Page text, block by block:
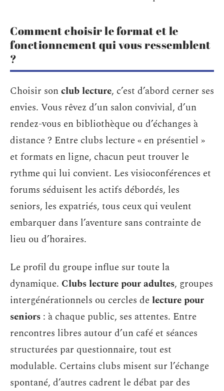
Comment choisir le format et le
fonctionnement qui vous ressemblent
?
Choisir sonclub lecture, c’est d’abord cerner ses
envies. Vous rêvez d’un salon convivial, d’un
rendez-vous en bibliothèque ou d’échanges à
distance ? Entre clubs lecture « en présentiel »
et formats en ligne, chacun peut trouver le
rythme qui lui convient. Les visioconférences et
forums séduisent les actifs débordés, les
seniors, les expatriés, tous ceux qui veulent
embarquer dans l’aventure sans contrainte de
lieu ou d’horaires.
Le profil du groupe influe sur toute la
dynamique. Clubs lecture pour adultes, groupes
intergénérationnels ou cercles delecture pour
seniors : à chaque public, ses attentes. Entre
rencontres libres autour d’un café et séances
structurées par questionnaire, tout est
modulable. Certains clubs misent sur l’échange
spontané, d’autres cadrent le débat par des